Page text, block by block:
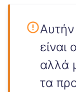
Αυτήν
είναι
αλλά
τα